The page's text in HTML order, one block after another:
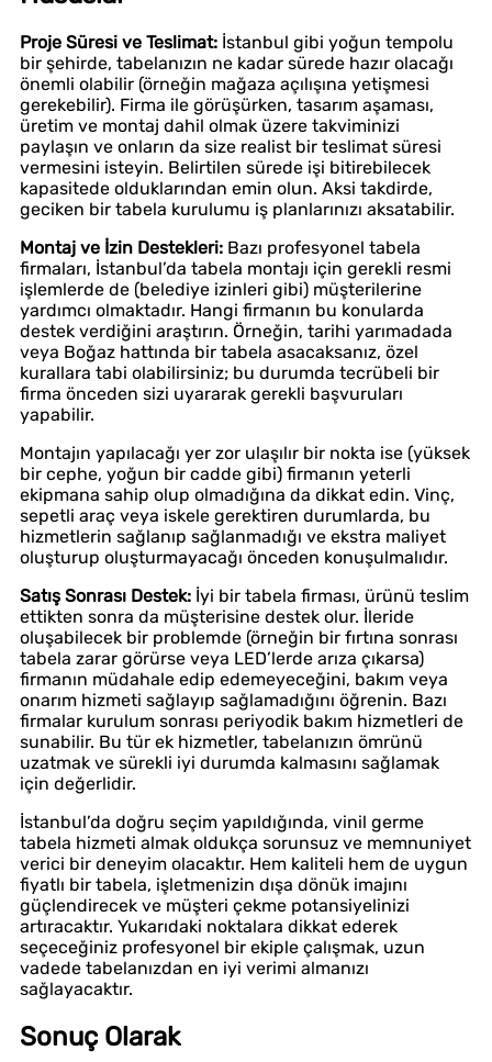
Proje Süresi ve Teslimat: İstanbul gibi yoğun tempolu
bir şehirde, tabelanızın ne kadar sürede hazır olacağı
önemli olabilir (örneğin mağaza açılışına yetişmesi
gerekebilir). Firma ile görüşürken, tasarım aşaması,
üretim ve montaj dahil olmak üzere takviminizi
paylaşın ve onların da size realist bir teslimat süresi
vermesini isteyin. Belirtilen sürede işi bitirebilecek
kapasitede olduklarından emin olun. Aksi takdirde,
geciken bir tabela kurulumu iş planlarınızı aksatabilir.
Montaj ve İzin Destekleri: Bazı profesyonel tabela
firmaları, İstanbul’da tabela montajı için gerekli resmi
işlemlerde de (belediye izinleri gibi) müşterilerine
yardımcı olmaktadır. Hangi firmanın bu konularda
destek verdiğini araştırın. Örneğin, tarihi yarımadada
veya Boğaz hattında bir tabela asacaksanız, özel
kurallara tabi olabilirsiniz; bu durumda tecrübeli bir
firma önceden sizi uyararak gerekli başvuruları
yapabilir.
Montajın yapılacağı yer zor ulaşılır bir nokta ise (yüksek
bir cephe, yoğun bir cadde gibi) firmanın yeterli
ekipmana sahip olup olmadığına da dikkat edin. Vinç,
sepetli araç veya iskele gerektiren durumlarda, bu
hizmetlerin sağlanıp sağlanmadığı ve ekstra maliyet
oluşturup oluşturmayacağı önceden konuşulmalıdır.
Satış Sonrası Destek: İyi bir tabela firması, ürünü teslim
ettikten sonra da müşterisine destek olur. İleride
oluşabilecek bir problemde (örneğin bir fırtına sonrası
tabela zarar görürse veya LED’lerde arıza çıkarsa)
firmanın müdahale edip edemeyeceğini, bakım veya
onarım hizmeti sağlayıp sağlamadığını öğrenin. Bazı
firmalar kurulum sonrası periyodik bakım hizmetleri de
sunabilir. Bu tür ek hizmetler, tabelanızın ömrünü
uzatmak ve sürekli iyi durumda kalmasını sağlamak
için değerlidir.
İstanbul’da doğru seçim yapıldığında, vinil germe
tabela hizmeti almak oldukça sorunsuz ve memnuniyet
verici bir deneyim olacaktır. Hem kaliteli hem de uygun
fiyatlı bir tabela, işletmenizin dışa dönük imajını
güçlendirecek ve müşteri çekme potansiyelinizi
artıracaktır. Yukarıdaki noktalara dikkat ederek
seçeceğiniz profesyonel bir ekiple çalışmak, uzun
vadede tabelanızdan en iyi verimi almanızı
sağlayacaktır.
Sonuç Olarak